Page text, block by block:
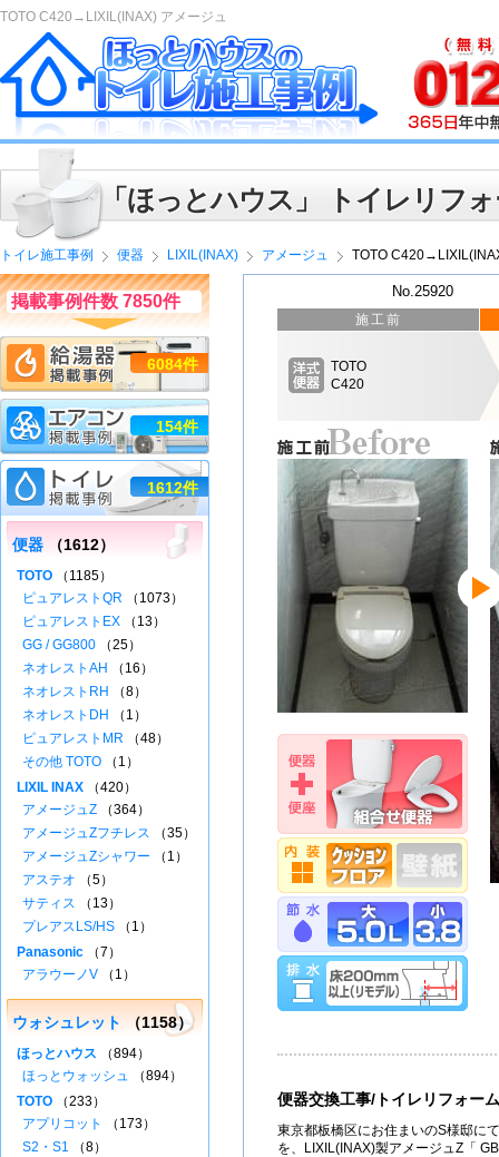
TOTO C420→LIXIL(INAX) アメージュ
「ほっとハウス」 トイレリフ
トイレ施工事例 便器 LIXIL(INAX) アメージュ TOTO
No.25920
施工前
TOTO
C420
便器交換工事/トイレリフォーム
東京都板橋区にお住まいのS様邸に
を、LIXIL(INAX)製アメージュZ「
掲載事例件数 7850件
6084件
154件
1612件
便器 （1612）
TOTO （1185）
ピュアレストQR （1073）
ピュアレストEX （13）
GG / GG800 （25）
ネオレストAH
（16）
ネオレストRH
（8）
ネオレストDH
（1）
ピュアレストMR （48）
その他 TOTO （1）
LIXIL INAX （420）
アメージュZ （364）
アメージュZフチレス （35）
アメージュZシャワー （1）
アステオ （5）
サティス （13）
プレアスLS/HS （1）
Panasonic （7）
アラウーノV （1）
ウォシュレット （1158）
ほっとハウス （894）
ほっとウォッシュ （894）
TOTO （233）
アプリコット
（173）
S2・S1 （8）